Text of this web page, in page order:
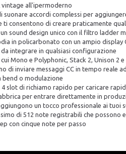
vintage all'ipermoderno
suonare accordi complessi per
consentono di creare praticamente
sound design unico con il filtro ladder
in policarbonato con un ampio display
integrare in qualsiasi configurazione
Mono e Polyphonic, Stack 2, Unison 2 e
di inviare messaggi CC in tempo reale
bend o modulazione
4 slot di richiamo rapido per caricare
per entrare direttamente in
un tocco professionale ai
di 512 note registrabili che possono
con cinque note per passo